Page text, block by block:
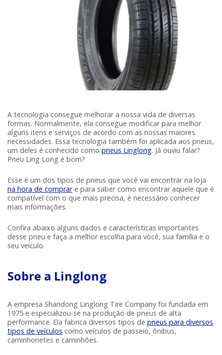
A tecnologia consegue melhorar a nossa vida de diversas
formas. Normalmente, ela consegue modificar para melhor
alguns itens e serviços de acordo com as nossas maiores
necessidades. Essa tecnologia também foi aplicada aos pneus,
um deles é conhecido como pneus Linglong. Já ouviu falar?
Pneu Ling Long é bom?
Esse é um dos tipos de pneus que você vai encontrar na loja
na hora de comprare para saber como encontrar aquele que é
compatível com o que mais precisa, é necessário conhecer
mais informações.
Confira abaixo alguns dados e características importantes
desse pneu e faça a melhor escolha para você, sua família e o
seu veículo.
Sobre a Linglong
A empresa Shandong Linglong Tire Company foi fundada em
1975 e especializou-se na produção de pneus de alta
performance. Ela fabrica diversos tipos de pneus para diversos
tipos de veículos como veículos de passeio, ônibus,
caminhonetes e caminhões.